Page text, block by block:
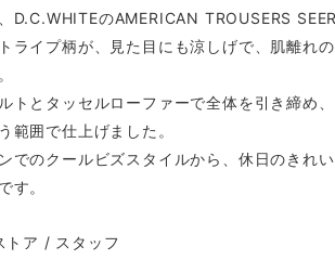
D.C.WHITEのAMERICAN TROUSERS
ライプ柄が、見た目にも涼しげで、肌離れ
トとタッセルローファーで全体を引き締め
範囲で仕上げました。
でのクールビズスタイルから、休日のきれ
す。
トア / スタッフ